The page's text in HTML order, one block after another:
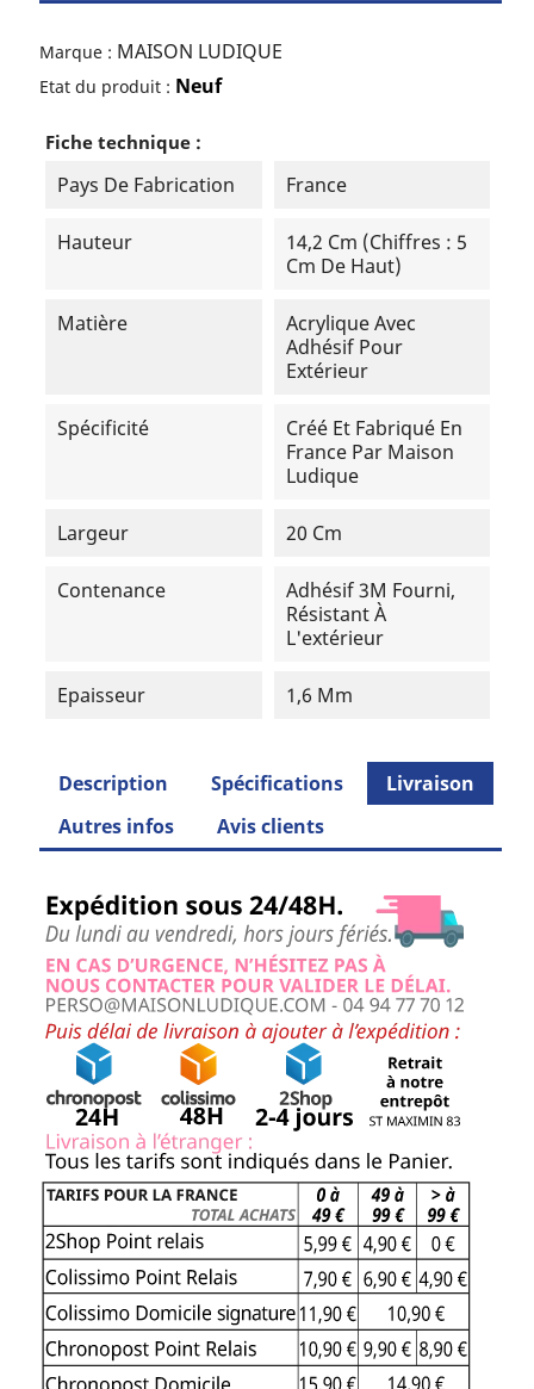
Marque : MAISON LUDIQUE
Etat du produit : Neuf
Fiche technique :
Pays De Fabrication France
Hauteur
14,2 Cm (chiffres : 5
Cm De Haut)
Matière
Acrylique Avec
Adhésif Pour
Extérieur
Spécificité
Créé Et Fabriqué En
France Par Maison
Ludique
Largeur 20 Cm
Contenance
Adhésif 3M Fourni,
Résistant À
L'extérieur
Epaisseur 1,6 Mm
Description Spécifications
Livraison
Autres infos
Avis clients